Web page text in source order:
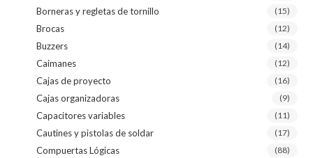
Borneras y regletas de tornillo (15)
Brocas (12)
Buzzers (14)
Caimanes (12)
Cajas de proyecto (16)
Cajas organizadoras (9)
Capacitores variables (11)
Cautines y pistolas de soldar (17)
Compuertas Lógicas (88)